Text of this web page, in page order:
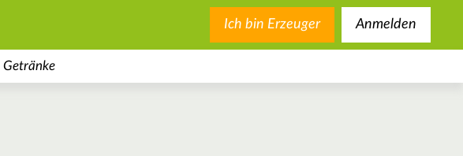
Ich bin Erzeuger Anmelden
Getränke